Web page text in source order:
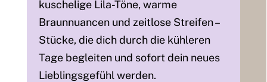
kuschelige Lila-Töne, warme
Braunnuancen und zeitlose Streifen –
Stücke, die dich durch die kühleren
Tage begleiten und sofort dein neues
Lieblingsgefühl werden.